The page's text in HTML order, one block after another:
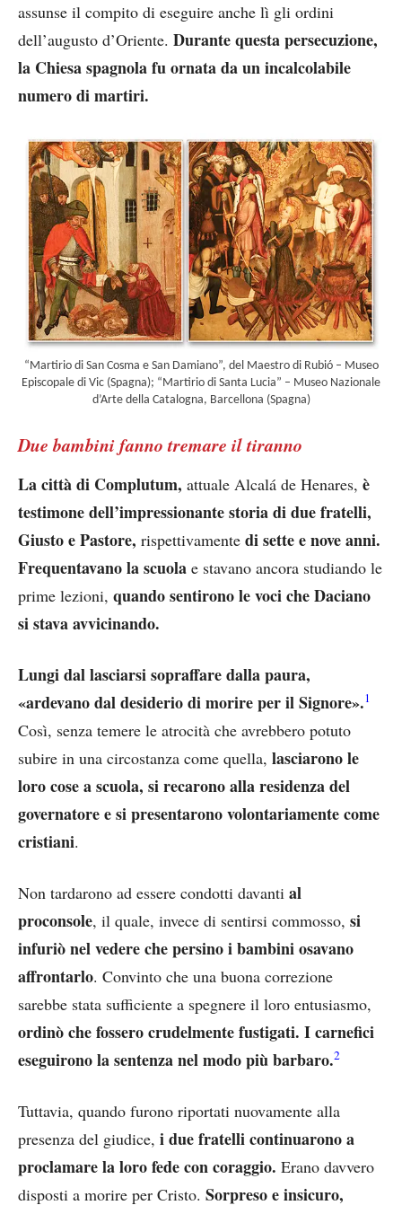
assunse il compito di eseguire anche lì gli ordini
dell’augusto d’Oriente. Durante questa persecuzione,
la Chiesa spagnola fu ornata da un incalcolabile
numero di martiri.
“Martirio di San Cosma e San Damiano”, del Maestro di Rubió – Museo
Episcopale di Vic (Spagna); “Martirio di Santa Lucia” – Museo Nazionale
d’Arte della Catalogna, Barcellona (Spagna)
Due bambini fanno tremare il tiranno
La città di Complutum, attuale Alcalá de Henares, è
testimone dell’impressionante storia di due fratelli,
Giusto e Pastore, rispettivamente di sette e nove anni.
Frequentavano la scuola e stavano ancora studiando le
prime lezioni, quando sentirono le voci che Daciano
si stava avvicinando.
Lungi dal lasciarsi sopraffare dalla paura,
«ardevano dal desiderio di morire per il Signore».1
Così, senza temere le atrocità che avrebbero potuto
subire in una circostanza come quella, lasciarono le
loro cose a scuola, si recarono alla residenza del
governatore e si presentarono volontariamente come
cristiani.
Non tardarono ad essere condotti davanti al
proconsole, il quale, invece di sentirsi commosso, si
infuriò nel vedere che persino i bambini osavano
affrontarlo. Convinto che una buona correzione
sarebbe stata sufficiente a spegnere il loro entusiasmo,
ordinò che fossero crudelmente fustigati. I carnefici
eseguirono la sentenza nel modo più barbaro.2
Tuttavia, quando furono riportati nuovamente alla
presenza del giudice, i due fratelli continuarono a
proclamare la loro fede con coraggio. Erano davvero
disposti a morire per Cristo. Sorpreso e insicuro,